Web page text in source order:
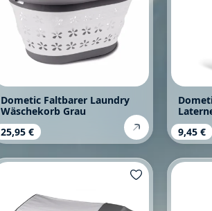
Dometic Faltbarer Laundry
Wäschekorb Grau
Regulärer Preis:
25,95 € 9,45 €